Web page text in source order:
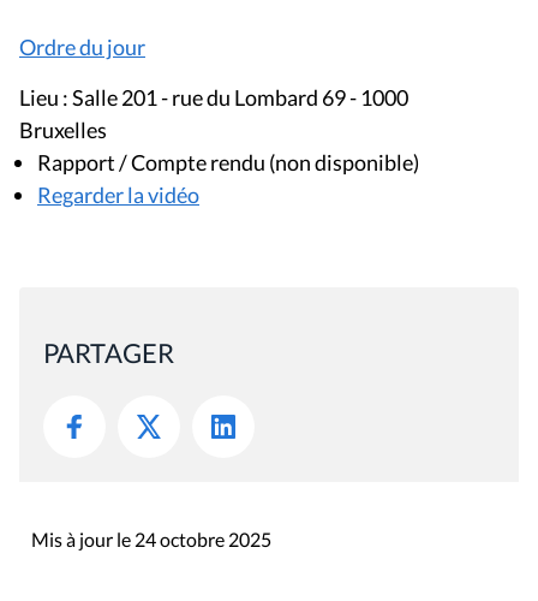
Ordre du jour
Lieu : Salle 201 - rue du Lombard 69 - 1000
Bruxelles
Rapport / Compte rendu (non disponible)
Regarder la vidéo
PARTAGER
Mis à jour le 24 octobre 2025